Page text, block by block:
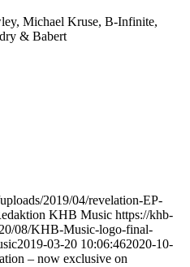
, Michael Kruse, B-Infinite,
& Babert
2019/04/revelation-EP-
KHB Music https://khb-
08/KHB-Music-logo-final-
2019-03-20 10:06:462020-10-
– now exclusive on